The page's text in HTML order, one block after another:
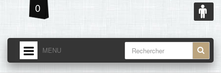
0
MENU